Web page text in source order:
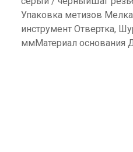
Упаковка метизов
инструмент Отвертка,
ммМатериал основания